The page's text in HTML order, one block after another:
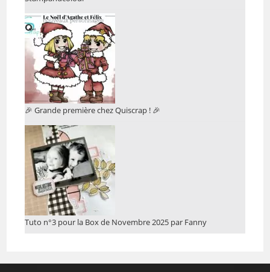
🎉 Grande première chez Quiscrap ! 🎉
Tuto n°3 pour la Box de Novembre 2025 par Fanny